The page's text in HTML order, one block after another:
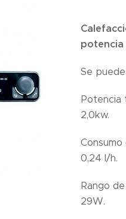
Se
Potencia
2,0kw.
0,24 l/h.
Rango
29W.